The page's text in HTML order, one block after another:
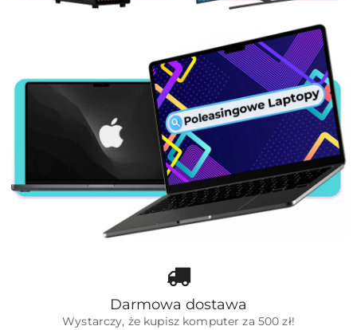
Darmowa dostawa
Wystarczy, że kupisz komputer za 500 zł!